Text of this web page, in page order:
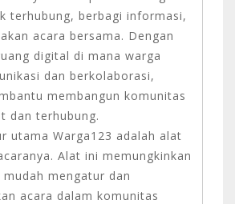
terhubung, berbagi informasi,
acara bersama. Dengan
digital di mana warga
dan berkolaborasi,
membangun komunitas
dan terhubung.
utama Warga123 adalah alat
Alat ini memungkinkan
mengatur dan
acara dalam komunitas